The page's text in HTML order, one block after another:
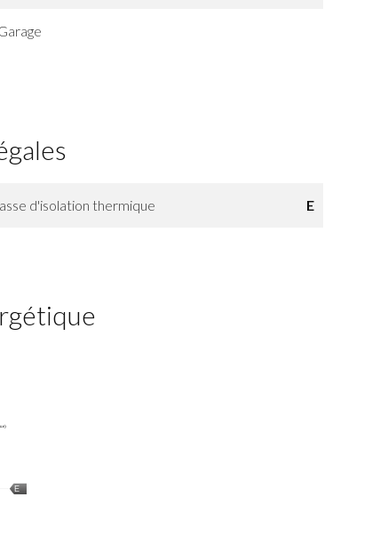
d'isolation thermique E
E